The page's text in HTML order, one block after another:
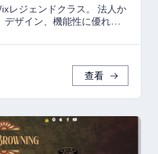
レジェンドクラス。 法人か
デザイン、機能性に優れた
查看